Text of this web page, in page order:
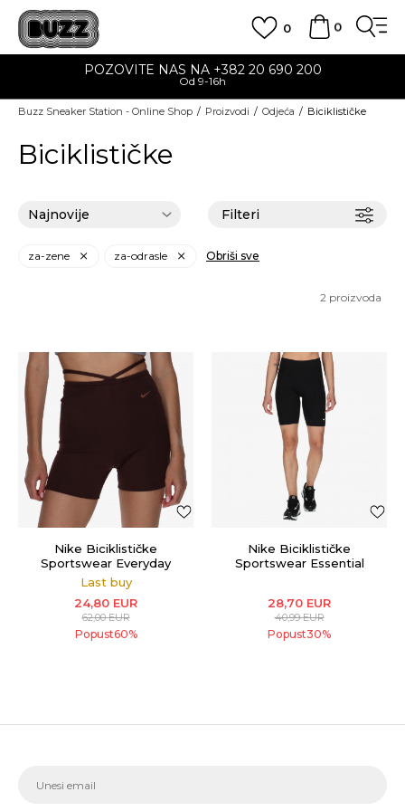
0
0
POZOVITE NAS NA +382 20 690 200
Od 9-16h
Buzz Sneaker Station - Online Shop Proizvodi Odjeća Biciklističke
Biciklističke
Filteri
za-zene za-odrasle Obriši sve
2 proizvoda
Nike Biciklističke
Sportswear Everyday
Modern
Last buy
24,80 EUR
62,00EUR
Popust60%
Nike Biciklističke
Sportswear Essential
28,70 EUR
40,99EUR
Popust30%